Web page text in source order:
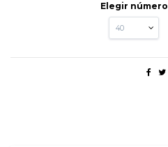
Elegir número